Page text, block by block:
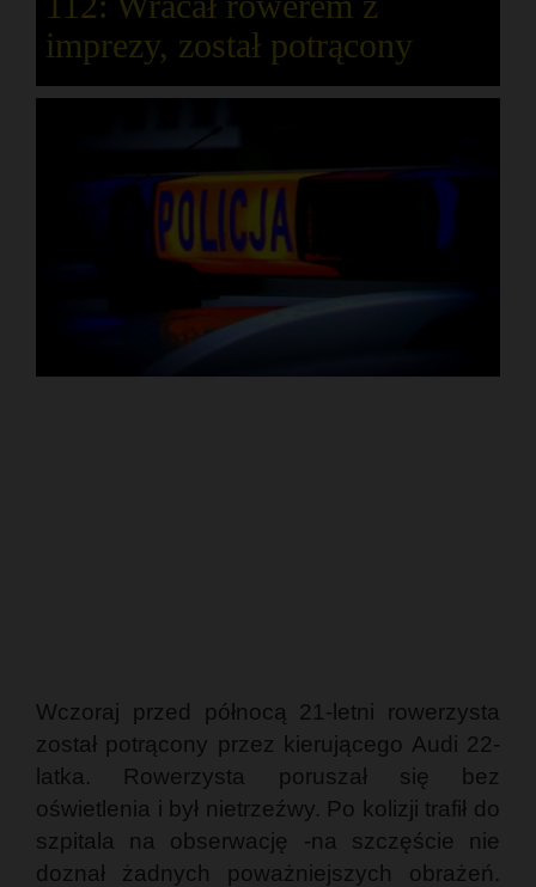
imprezy, został potrącony
Wczoraj przed północą 21-letni rowerzysta
został potrącony przez kierującego Audi 22-
latka. Rowerzysta poruszał się bez
oświetlenia i był nietrzeźwy. Po kolizji trafił do
szpitala na obserwację -na szczęście nie
doznał żadnych poważniejszych obrażeń.